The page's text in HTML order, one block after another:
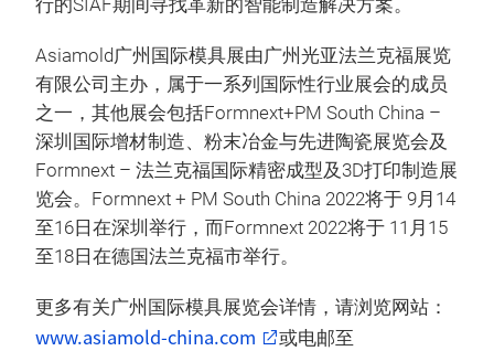
行的SIAF期间寻找革新的智能制造解决方案。
Asiamold广州国际模具展由广州光亚法兰克福展览
有限公司主办，属于一系列国际性行业展会的成员
之一，其他展会包括Formnext+PM South China –
深圳国际增材制造、粉末冶金与先进陶瓷展览会及
Formnext – 法兰克福国际精密成型及3D打印制造展
览会。Formnext + PM South China 2022将于 9月14
至16日在深圳举行，而Formnext 2022将于 11月15
至18日在德国法兰克福市举行。
更多有关广州国际模具展览会详情，请浏览网站：
www.asiamold-china.com 或电邮至